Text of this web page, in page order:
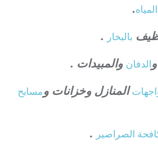
.
بالبخار .
الدفان والمبيدات .
المنازل وخزانات ومسابح
الصراصير .